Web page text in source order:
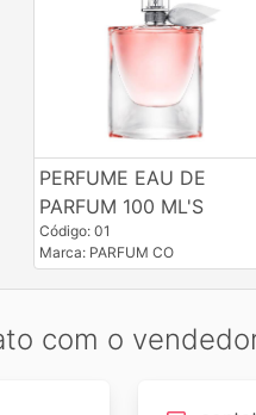
PERFUME EAU DE
PARFUM 100 ML'S
Código: 01
Marca: PARFUM CO
com o